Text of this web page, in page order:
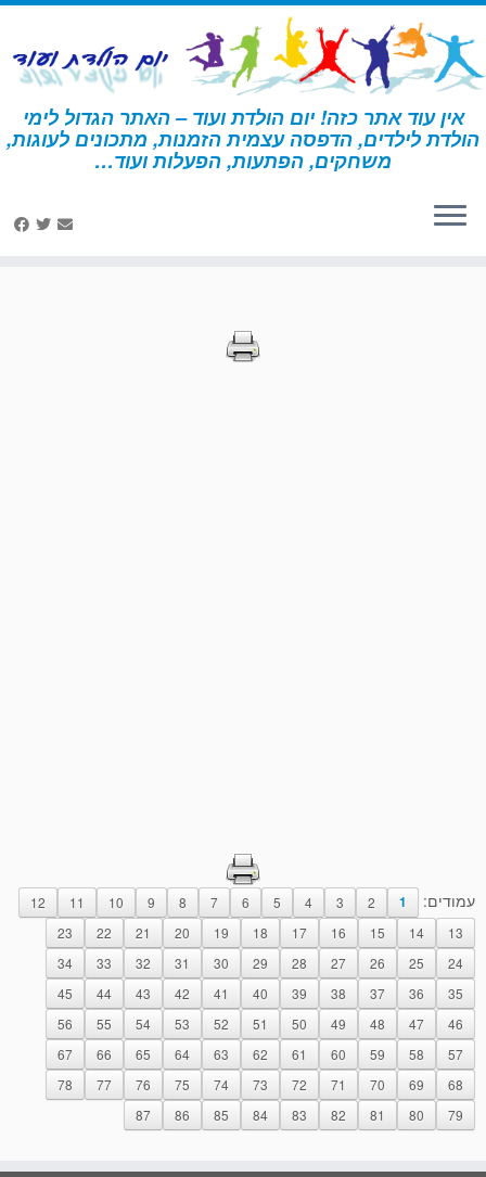
דלג
לתוכן
אין עוד אתר כזה! יום הולדת ועוד – האתר הגדול לימי
הולדת לילדים, הדפסה עצמית הזמנות, מתכונים לעוגות,
משחקים, הפתעות, הפעלות ועוד… דף הבית » הדפסות – יום הולדת כללי
הדפסות – יום הולדת כללי
עמודים: 1
2
3
4
5
6
7
8
9
10
11
12
13
14
15
16
17
18
19
20
21
22
23
24
25
26
27
28
29
30
31
32
33
34
35
36
37
38
39
40
41
42
43
44
45
46
47
48
49
50
51
52
53
54
55
56
57
58
59
60
61
62
63
64
65
66
67
68
69
70
71
72
73
74
75
76
77
78
79
80
81
82
83
84
85
86
87